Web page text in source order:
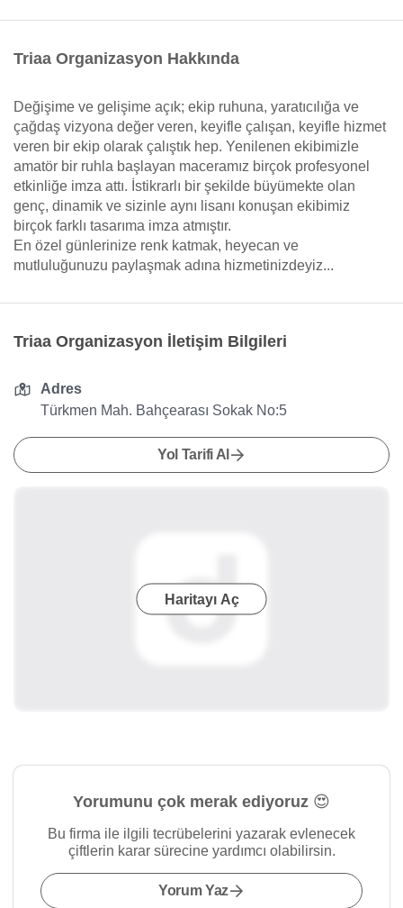
Triaa Organizasyon Hakkında
Değişime ve gelişime açık; ekip ruhuna, yaratıcılığa ve
çağdaş vizyona değer veren, keyifle çalışan, keyifle hizmet
veren bir ekip olarak çalıştık hep. Yenilenen ekibimizle
amatör bir ruhla başlayan maceramız birçok profesyonel
etkinliğe imza attı. İstikrarlı bir şekilde büyümekte olan
genç, dinamik ve sizinle aynı lisanı konuşan ekibimiz
birçok farklı tasarıma imza atmıştır.
En özel günlerinize renk katmak, heyecan ve
mutluluğunuzu paylaşmak adına hizmetinizdeyiz...
Triaa Organizasyon İletişim Bilgileri
Adres
Türkmen Mah. Bahçearası Sokak No:5
Yol Tarifi Al
Haritayı Aç
Yorumunu çok merak ediyoruz 😍
Bu firma ile ilgili tecrübelerini yazarak evlenecek
çiftlerin karar sürecine yardımcı olabilirsin.
Yorum Yaz